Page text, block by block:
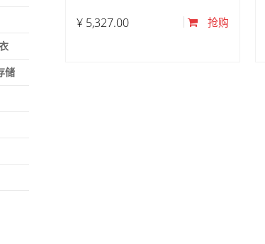
储
¥ 5,327.00 抢购